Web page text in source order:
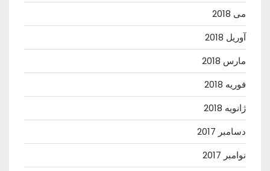
می 2018
آوریل 2018
مارس 2018
فوریه 2018
ژانویه 2018
دسامبر 2017
نوامبر 2017